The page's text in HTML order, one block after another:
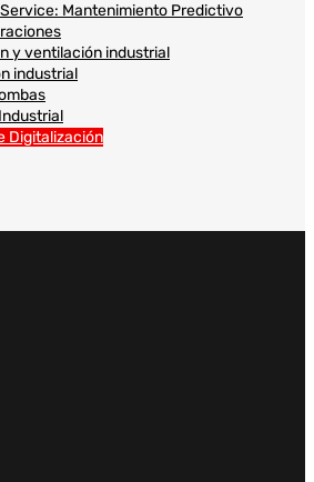
Mantenimiento Predictivo
y ventilación industrial
industrial
Digitalización